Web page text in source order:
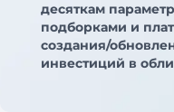
десяткам
подборками и
создания/
инвестиций в